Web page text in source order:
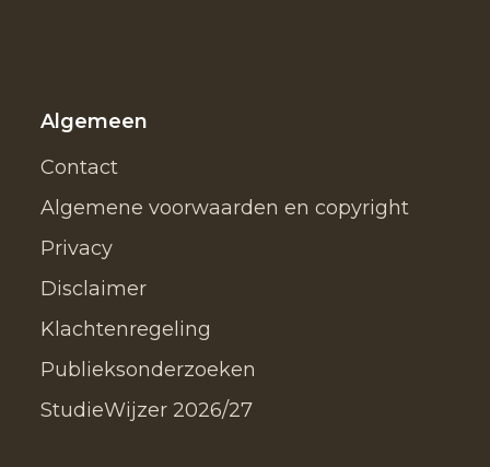
Algemeen
Contact
Algemene voorwaarden en copyright
Privacy
Disclaimer
Klachtenregeling
Publieksonderzoeken
StudieWijzer 2026/27